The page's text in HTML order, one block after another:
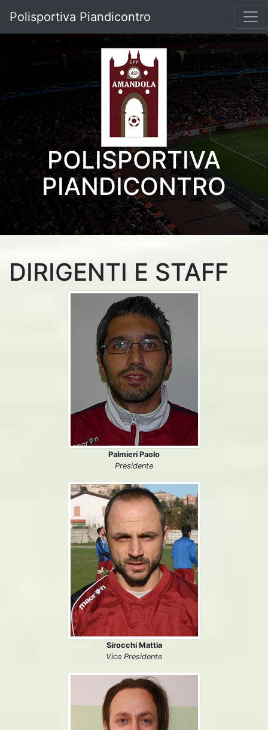
Polisportiva Piandicontro
POLISPORTIVA
PIANDICONTRO
DIRIGENTI E STAFF
Palmieri Paolo
Presidente
Sirocchi Mattia
Vice Presidente